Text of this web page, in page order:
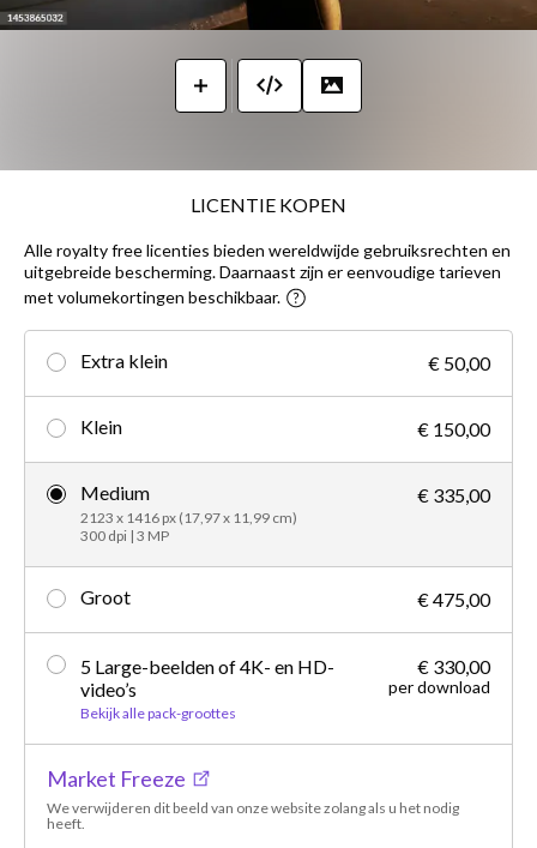
LICENTIE KOPEN
Alle royalty free licenties bieden wereldwijde gebruiksrechten en
uitgebreide bescherming. Daarnaast zijn er eenvoudige tarieven
met volumekortingen beschikbaar.
Extra klein € 50,00
Klein € 150,00
Medium
2123 x 1416 px (17,97 x 11,99 cm)
300 dpi | 3 MP
€ 335,00
Groot € 475,00
5 Large-beelden of 4K- en HD-
video’s
Bekijk alle pack-groottes
€ 330,00
per download
Market Freeze
We verwijderen dit beeld van onze website zolang als u het nodig
heeft.